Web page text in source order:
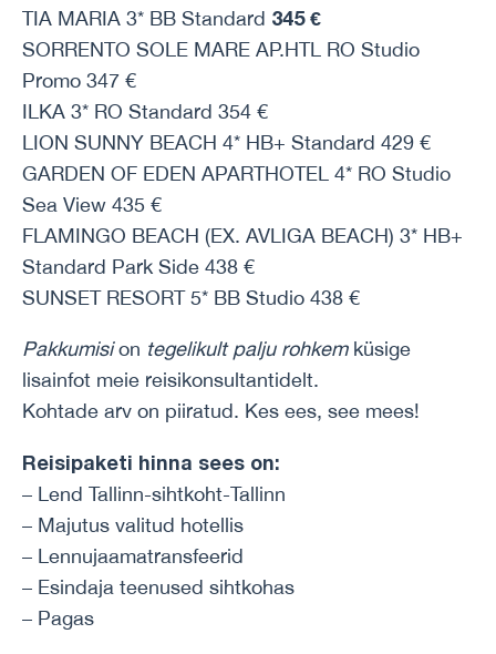
TIA MARIA 3* BB Standard 345 €
SORRENTO SOLE MARE AP.HTL RO Studio
Promo 347 €
ILKA 3* RO Standard 354 €
LION SUNNY BEACH 4* HB+ Standard 429 €
GARDEN OF EDEN APARTHOTEL 4* RO Studio
Sea View 435 €
FLAMINGO BEACH (EX. AVLIGA BEACH) 3* HB+
Standard Park Side 438 €
SUNSET RESORT 5* BB Studio 438 €
Pakkumision tegelikult palju rohkemküsige
lisainfot meie reisikonsultantidelt.
Kohtade arv on piiratud. Kes ees, see mees!
Reisipaketi hinna sees on:
– Lend Tallinn-sihtkoht-Tallinn
– Majutus valitud hotellis
– Lennujaamatransfeerid
– Esindaja teenused sihtkohas
– Pagas